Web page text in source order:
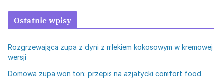
Ostatnie wpisy
Rozgrzewająca zupa z dyni z mlekiem kokosowym w kremowej
wersji
Domowa zupa won ton: przepis na azjatycki comfort food